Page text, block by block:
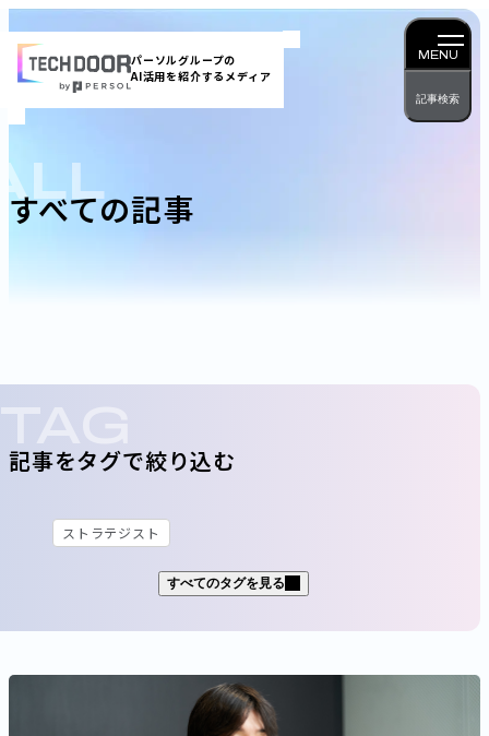
容
を
ス
プ
パーソルグループの
AI活用を紹介するメディア
MENU
記事検索
すべての記事
TAG
記事をタグで絞り込む
ストラテジスト
パーソルイノベーション
パーソルビジネスプロセスデザイン
すべてのタグを見る